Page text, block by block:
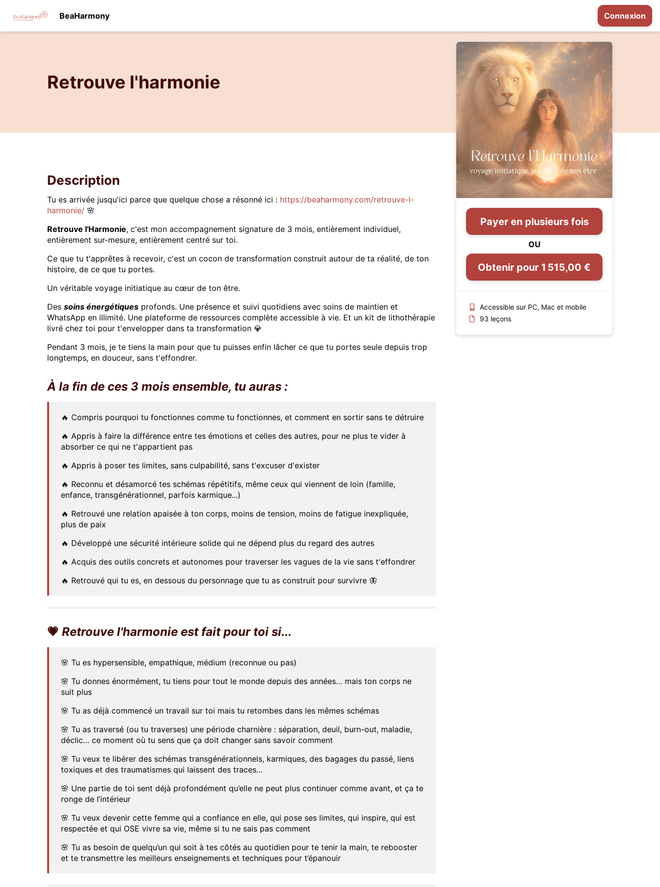
BeaHarmony Connexion
Retrouve l'harmonie
Payer en plusieurs fois
OU
Obtenir pour 1 515,00 €
Accessible sur PC, Mac et mobile
93 leçons
Description
Tu es arrivée jusqu'ici parce que quelque chose a résonné ici : https://beaharmony.com/retrouve-l-
harmonie/ 🌸
Retrouve l'Harmonie, c'est mon accompagnement signature de 3 mois, entièrement individuel,
entièrement sur-mesure, entièrement centré sur toi.
Ce que tu t'apprêtes à recevoir, c'est un cocon de transformation construit autour de ta réalité, de ton
histoire, de ce que tu portes.
Un véritable voyage initiatique au cœur de ton être.
Des soins énergétiques profonds. Une présence et suivi quotidiens avec soins de maintien et
WhatsApp en illimité. Une plateforme de ressources complète accessible à vie. Et un kit de lithothérapie
livré chez toi pour t'envelopper dans ta transformation 💎
Pendant 3 mois, je te tiens la main pour que tu puisses enfin lâcher ce que tu portes seule depuis trop
longtemps, en douceur, sans t'effondrer.
À la fin de ces 3 mois ensemble, tu auras :
🔥 Compris pourquoi tu fonctionnes comme tu fonctionnes, et comment en sortir sans te détruire
🔥 Appris à faire la différence entre tes émotions et celles des autres, pour ne plus te vider à
absorber ce qui ne t'appartient pas
🔥 Appris à poser tes limites, sans culpabilité, sans t'excuser d'exister
🔥 Reconnu et désamorcé tes schémas répétitifs, même ceux qui viennent de loin (famille,
enfance, transgénérationnel, parfois karmique...)
🔥 Retrouvé une relation apaisée à ton corps, moins de tension, moins de fatigue inexpliquée,
plus de paix
🔥 Développé une sécurité intérieure solide qui ne dépend plus du regard des autres
🔥 Acquis des outils concrets et autonomes pour traverser les vagues de la vie sans t'effondrer
🔥 Retrouvé qui tu es, en dessous du personnage que tu as construit pour survivre 🦋
💗 Retrouve l'harmonie est fait pour toi si...
🌸 Tu es hypersensible, empathique, médium (reconnue ou pas)
🌸 Tu donnes énormément, tu tiens pour tout le monde depuis des années… mais ton corps ne
suit plus
🌸 Tu as déjà commencé un travail sur toi mais tu retombes dans les mêmes schémas
🌸 Tu as traversé (ou tu traverses) une période charnière : séparation, deuil, burn-out, maladie,
déclic… ce moment où tu sens que ça doit changer sans savoir comment
🌸 Tu veux te libérer des schémas transgénérationnels, karmiques, des bagages du passé, liens
toxiques et des traumatismes qui laissent des traces…
🌸 Une partie de toi sent déjà profondément qu’elle ne peut plus continuer comme avant, et ça te
ronge de l’intérieur
🌸 Tu veux devenir cette femme qui a confiance en elle, qui pose ses limites, qui inspire, qui est
respectée et qui OSE vivre sa vie, même si tu ne sais pas comment
🌸 Tu as besoin de quelqu’un qui soit à tes côtés au quotidien pour te tenir la main, te rebooster
et te transmettre les meilleurs enseignements et techniques pour t’épanouir